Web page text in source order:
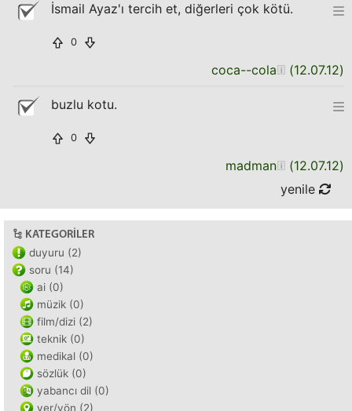
İsmail Ayaz'ı tercih et, diğerleri çok kötü.
0
coca--cola (12.07.12)
buzlu kotu.
0
madman (12.07.12)
yenile
KATEGORILER
duyuru (2)
soru (14)
ai (0)
müzik (0)
film/dizi (2)
teknik (0)
medikal (0)
sözlük (0)
yabancı dil (0)
yer/yön (2)